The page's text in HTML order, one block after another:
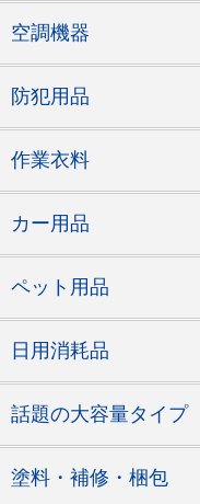
空調機器
防犯用品
作業衣料
カー用品
ペット用品
日用消耗品
話題の大容量タイプ
塗料・補修・梱包